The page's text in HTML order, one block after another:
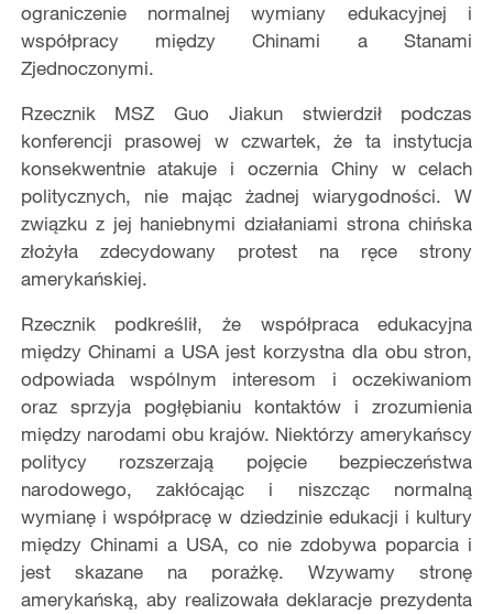
ograniczenie normalnej wymiany edukacyjnej i
współpracy między Chinami a Stanami
Zjednoczonymi.
Rzecznik MSZ Guo Jiakun stwierdził podczas
konferencji prasowej w czwartek, że ta instytucja
konsekwentnie atakuje i oczernia Chiny w celach
politycznych, nie mając żadnej wiarygodności. W
związku z jej haniebnymi działaniami strona chińska
złożyła zdecydowany protest na ręce strony
amerykańskiej.
Rzecznik podkreślił, że współpraca edukacyjna
między Chinami a USA jest korzystna dla obu stron,
odpowiada wspólnym interesom i oczekiwaniom
oraz sprzyja pogłębianiu kontaktów i zrozumienia
między narodami obu krajów. Niektórzy amerykańscy
politycy rozszerzają pojęcie bezpieczeństwa
narodowego, zakłócając i niszcząc normalną
wymianę i współpracę w dziedzinie edukacji i kultury
między Chinami a USA, co nie zdobywa poparcia i
jest skazane na porażkę. Wzywamy stronę
amerykańską, aby realizowała deklaracje prezydenta